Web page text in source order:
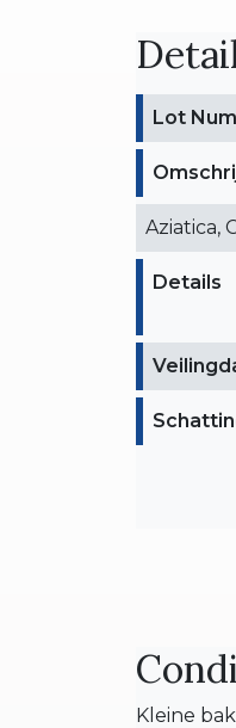
Lot
Aziatica,
Details
Kleine